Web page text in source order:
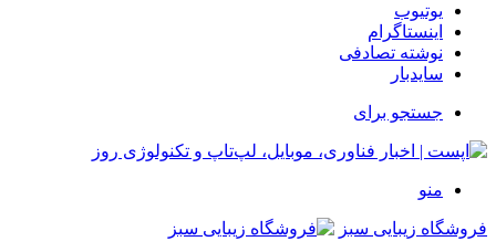
یوتیوب
اینستاگرام
نوشته تصادفی
سایدبار
جستجو برای
منو
فروشگاه زیبایی سبز